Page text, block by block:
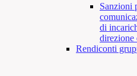
Sanzioni
di
direzione
Rendiconti